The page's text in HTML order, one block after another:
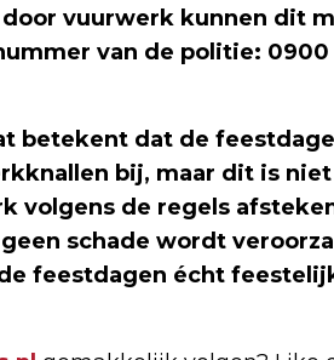
vuurwerk kunnen dit
van de politie: 0900
betekent dat de
bij, maar dit is
volgens de regels
schade wordt
feestdagen écht